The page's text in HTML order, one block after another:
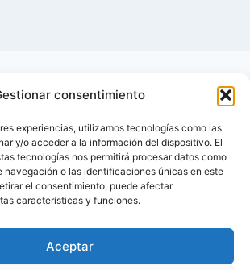
consentimiento
experiencias, utilizamos tecnologías como las
y/o acceder a la información del dispositivo. El
tecnologías nos permitirá procesar datos como
navegación o las identificaciones únicas en este
el consentimiento, puede afectar
características y funciones.
Aceptar
Inicio Contactar